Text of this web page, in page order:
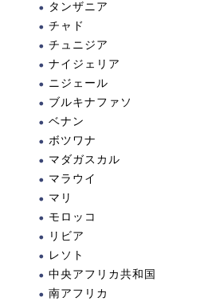
タンザニア
チャド
チュニジア
ナイジェリア
ニジェール
ブルキナファソ
ベナン
ボツワナ
マダガスカル
マラウイ
マリ
モロッコ
リビア
レソト
中央アフリカ共和国
南アフリカ